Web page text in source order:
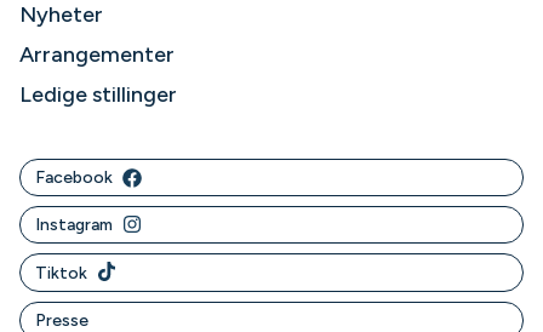
Nyheter
Arrangementer
Ledige stillinger
Facebook
Instagram
Tiktok
Presse